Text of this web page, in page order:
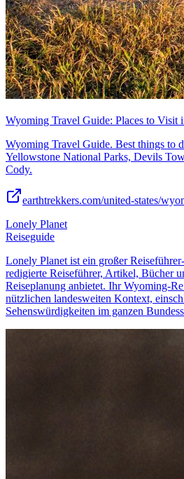
Wyoming Travel Guide: Places to Visit
Wyoming Travel Guide. Best things to
Yellowstone National Parks, Devils
Cody.
earthtrekkers.com/united-states/
Lonely Planet
Reiseguide
Lonely Planet ist ein großer
redigierte Reiseführer, Artikel, Bücher
Reiseplanung anbietet. Ihr Wyoming-
nützlichen landesweiten Kontext,
Sehenswürdigkeiten im ganzen